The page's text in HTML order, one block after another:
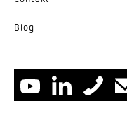
Blog